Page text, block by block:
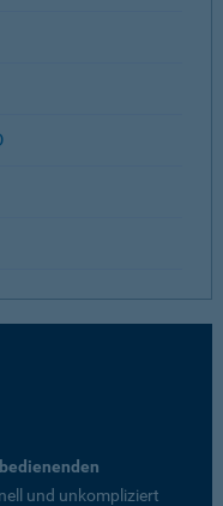
und unkompliziert